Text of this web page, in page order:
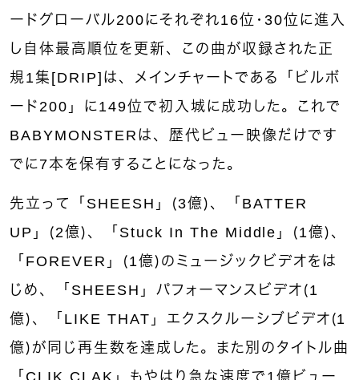
ードグローバル200にそれぞれ16位・30位に進入
し自体最高順位を更新、この曲が収録された正
規1集[DRIP]は、メインチャートである「ビルボ
ード200」に149位で初入城に成功した。これで
BABYMONSTERは、歴代ビュー映像だけです
でに7本を保有することになった。
先立って「SHEESH」（3億）、「BATTER
UP」（2億）、「Stuck In The Middle」（1億）、
「FOREVER」（1億）のミュージックビデオをは
じめ、「SHEESH」パフォーマンスビデオ（1
億）、「LIKE THAT」エクスクルーシブビデオ（1
億）が同じ再生数を達成した。また別のタイトル曲
「CLIK CLAK」もやはり急な速度で1億ビュー